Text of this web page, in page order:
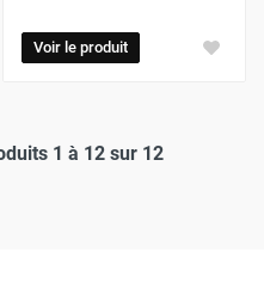
Voir le produit
1 à 12 sur 12